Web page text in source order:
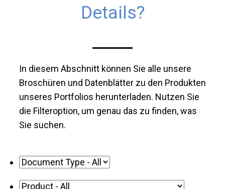
Details?
In diesem Abschnitt können Sie alle unsere
Broschüren und Datenblätter zu den Produkten
unseres Portfolios herunterladen. Nutzen Sie
die Filteroption, um genau das zu finden, was
Sie suchen.